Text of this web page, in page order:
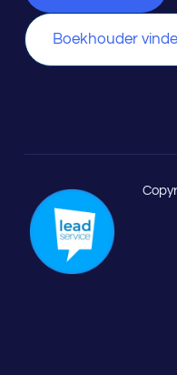
Boekhouder